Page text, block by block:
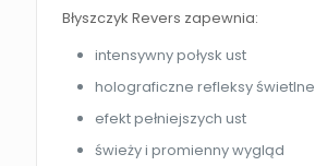
Błyszczyk Revers zapewnia:
intensywny połysk ust
holograficzne refleksy świetlne
efekt pełniejszych ust
świeży i promienny wygląd